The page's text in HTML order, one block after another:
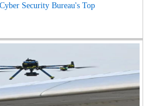
Security Bureau's Top